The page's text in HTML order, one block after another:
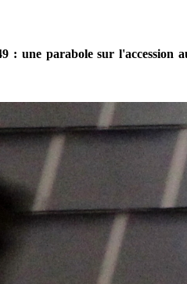
: une parabole sur l'accession